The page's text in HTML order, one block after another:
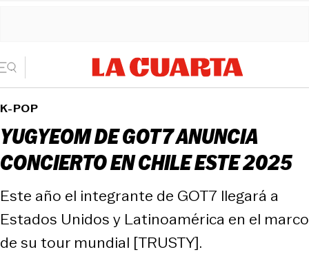
K-POP
YUGYEOM DE GOT7 ANUNCIA
CONCIERTO EN CHILE ESTE 2025
Este año el integrante de GOT7 llegará a
Estados Unidos y Latinoamérica en el marco
de su tour mundial [TRUSTY].